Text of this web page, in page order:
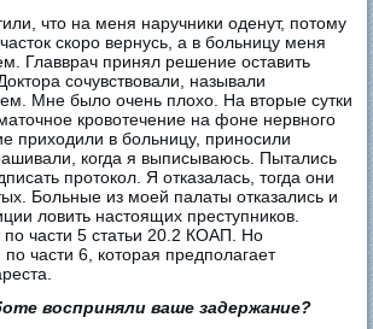
что на меня наручники оденут, потому
скоро вернусь, а в больницу меня
Главврач принял решение оставить
сочувствовали, называли
Мне было очень плохо. На вторые сутки
кровотечение на фоне нервного
приходили в больницу, приносили
когда я выписываюсь. Пытались
протокол. Я отказалась, тогда они
Больные из моей палаты отказались и
ловить настоящих преступников.
по части 5 статьи 20.2 КОАП. Но
по части 6, которая предполагает
восприняли ваше задержание?